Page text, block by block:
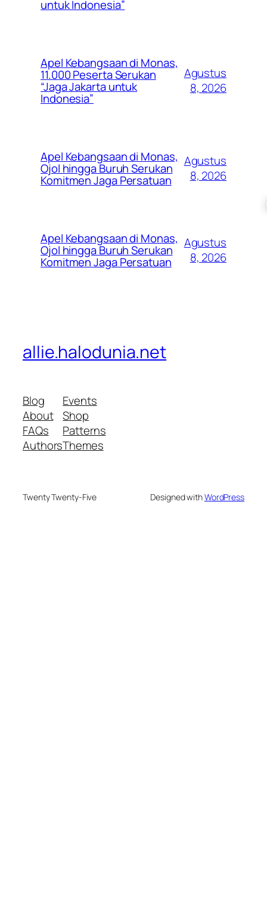
untuk Indonesia”
Apel Kebangsaan di Monas,
11.000 Peserta Serukan
“Jaga Jakarta untuk
Indonesia”
Agustus
8, 2026
Apel Kebangsaan di Monas,
Ojol hingga Buruh Serukan
Komitmen Jaga Persatuan
Agustus
8, 2026
Apel Kebangsaan di Monas,
Ojol hingga Buruh Serukan
Komitmen Jaga Persatuan
Agustus
8, 2026
allie.halodunia.net
Blog
About
FAQs
Authors
Events
Shop
Patterns
Themes
Twenty Twenty-Five Designed withWordPress